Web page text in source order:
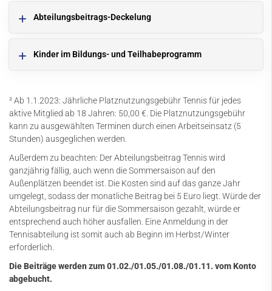
Abteilungsbeitrags-Deckelung
Kinder im Bildungs- und Teilhabeprogramm
² Ab 1.1.2023: Jährliche Platznutzungsgebühr Tennis für jedes
aktive Mitglied ab 18 Jahren: 50,00 €. Die Platznutzungsgebühr
kann zu ausgewählten Terminen durch einen Arbeitseinsatz (5
Stunden) ausgeglichen werden.
Außerdem zu beachten: Der Abteilungsbeitrag Tennis wird
ganzjährig fällig, auch wenn die Sommersaison auf den
Außenplätzen beendet ist. Die Kosten sind auf das ganze Jahr
umgelegt, sodass der monatliche Beitrag bei 5 Euro liegt. Würde der
Abteilungsbeitrag nur für die Sommersaison gezahlt, würde er
entsprechend auch höher ausfallen. Eine Anmeldung in der
Tennisabteilung ist somit auch ab Beginn im Herbst/Winter
erforderlich.
Die Beiträge werden zum 01.02./01.05./01.08./01.11. vom Konto
abgebucht.
Downloads